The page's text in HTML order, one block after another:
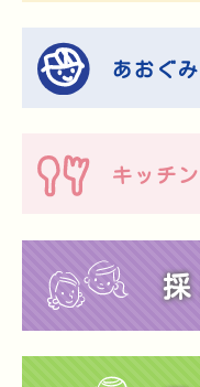
あおぐみ
キッチン